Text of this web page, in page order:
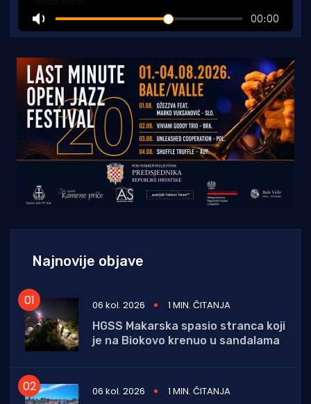
Najnovije objave
06 kol. 2026
1 MIN. ČITANJA
HGSS Makarska spasio stranca koji
je na Biokovo krenuo u sandalama
06 kol. 2026
1 MIN. ČITANJA